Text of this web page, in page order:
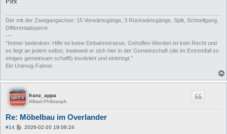
Der mit der Zweigangachse: 15 Vorwärtsgänge, 3 Rückwärtsgänge, Split, Schnellgang,
Differentialsperre
---
"Immer bedenken: Hilfe ist keine Einbahnstrasse, Geholfen-Werden ist kein Recht und
es liegt an jedem selbst, inwieweit er sich hier in der Gemeinschaft (die im Extremfall so
einiges gemeinsam schafft) involviert und einbringt."
Ein Unimog-Fahrer.
franz_appa
Allrad-Philosoph
Re: Möbelbau im Overlander
#14
B2026-02-20 19:06:24